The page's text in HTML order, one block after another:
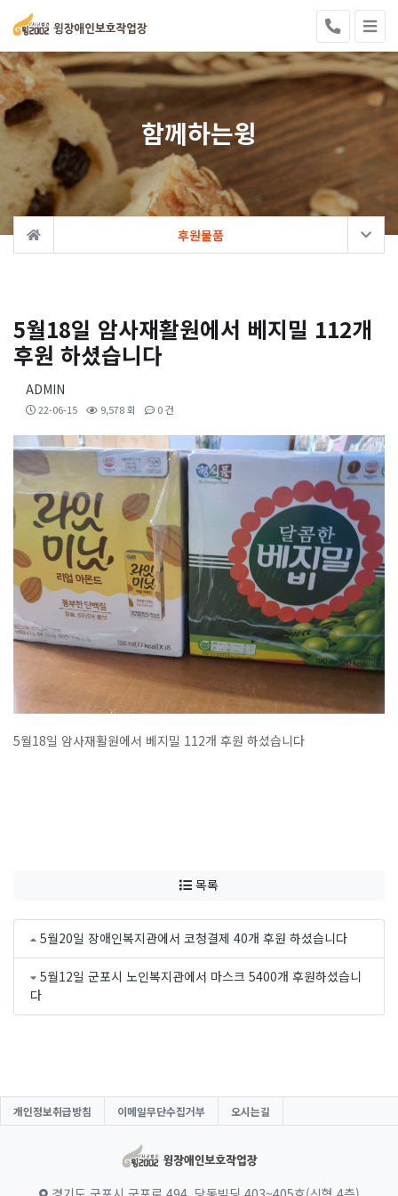
함께하는윙
후원물품
5월18일 암사재활원에서 베지밀 112개
후원 하셨습니다
ADMIN
22-06-15 9,578 회 0 건
5월18일 암사재활원에서 베지밀 112개 후원 하셨습니다
목록
5월20일 장애인복지관에서 코청결제 40개 후원 하셨습니다
5월12일 군포시 노인복지관에서 마스크 5400개 후원하셨습니
다
개인정보취급방침 이메일무단수집거부 오시는길